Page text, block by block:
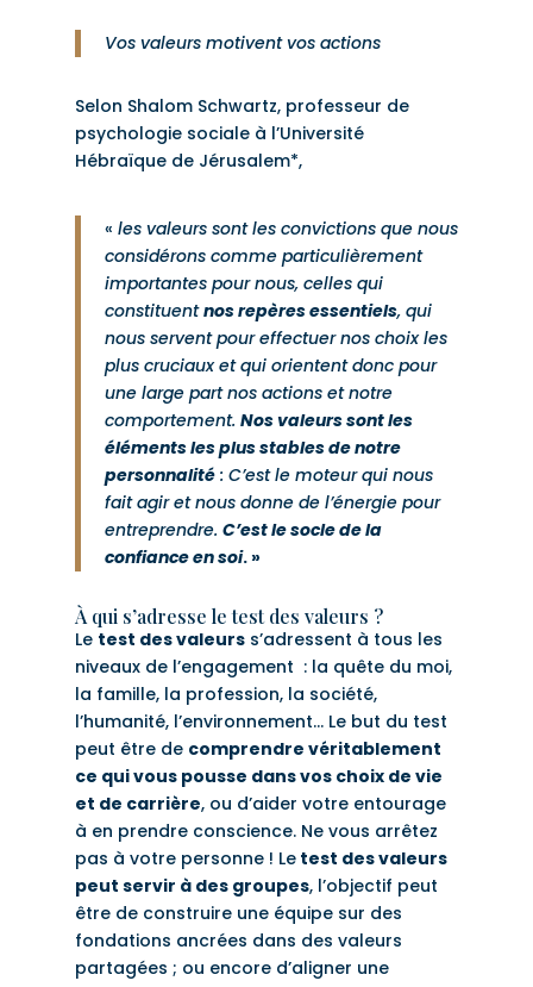
Vos valeurs motivent vos actions
Selon Shalom Schwartz, professeur de
psychologie sociale à l’Université
Hébraïque de Jérusalem*,
« les valeurs sont les convictions que nous
considérons comme particulièrement
importantes pour nous, celles qui
constituentnos repères essentiels, qui
nous servent pour effectuer nos choix les
plus cruciaux et qui orientent donc pour
une large part nos actions et notre
comportement. Nos valeurs sont les
éléments les plus stables de notre
personnalité: C’est le moteur qui nous
fait agir et nous donne de l’énergie pour
entreprendre. C’est le socle de la
confiance en soi. »
À qui s’adresse le test des valeurs ?
Le test des valeurss’adressent à tous les
niveaux de l’engagement : la quête du moi,
la famille, la profession, la société,
l’humanité, l’environnement… Le but du test
peut être de comprendre véritablement
ce qui vous pousse dans vos choix de vie
et de carrière, ou d’aider votre entourage
à en prendre conscience. Ne vous arrêtez
pas à votre personne ! Letest des valeurs
peut servir à des groupes, l’objectif peut
être de construire une équipe sur des
fondations ancrées dans des valeurs
partagées ; ou encore d’aligner une